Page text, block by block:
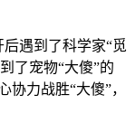
遇到了科学家“觅
了宠物“大傻”的
力战胜“大傻”，